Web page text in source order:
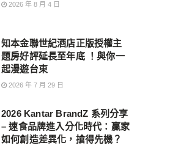
2026 年 8 月 4 日
知本金聯世紀酒店正版授權主
題房好評延長至年底 ！與你一
起漫遊台東
2026 年 7 月 29 日
2026 Kantar BrandZ 系列分享
– 速食品牌進入分化時代：贏家
如何創造差異化，搶得先機？